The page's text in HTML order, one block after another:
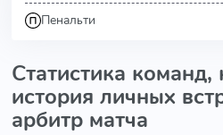
Пенальти
Статистика
история личных
арбитр матча